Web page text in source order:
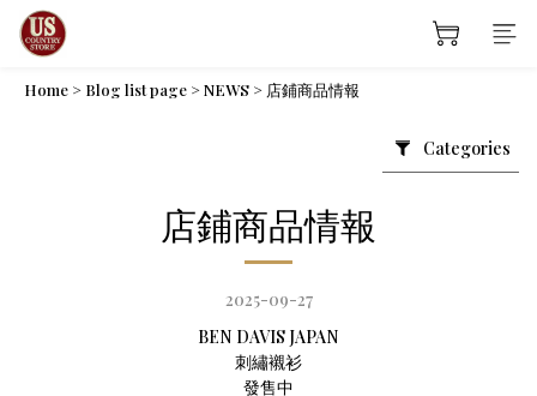
Home > Blog list page >NEWS > 店鋪商品情報
Categories
店鋪商品情報
2025-09-27
BEN DAVIS JAPAN
刺繡襯衫
發售中